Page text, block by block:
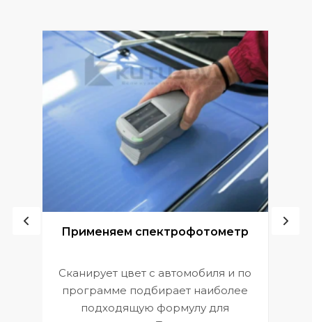
Применяем спектрофотометр
Сканирует цвет с автомобиля и по
программе подбирает наиболее
подходящую формулу для